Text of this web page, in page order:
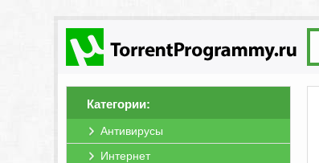
Категории:
Антивирусы
Интернет